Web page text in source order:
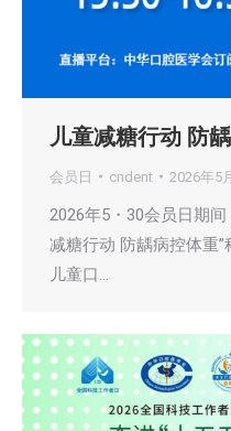
儿童减糖行动 防
会员日 cndent 2026年5
2026年5・30会员日期
减糖行动 防龋病控体重
儿童口…